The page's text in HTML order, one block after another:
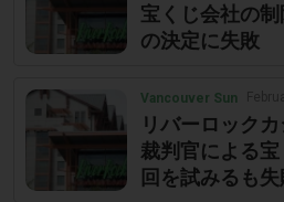
宝くじ会社の
の決定に失敗
Vancouver Sun
リバーロック
裁判官による
回を試みるも